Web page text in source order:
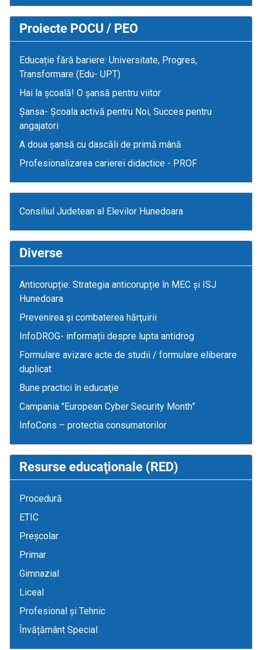
Proiecte POCU / PEO
Educație fără bariere: Universitate, Progres,
Transformare (Edu- UPT)
Hai la școală! O șansă pentru viitor
Șansa- Școala activă pentru Noi, Succes pentru
angajatori
A doua șansă cu dascăli de primă mână
Profesionalizarea carierei didactice - PROF
Consiliul Judetean al Elevilor Hunedoara
Diverse
Anticorupție: Strategia anticorupție în MEC și ISJ
Hunedoara
Prevenirea şi combaterea hărţuirii
InfoDROG- informații despre lupta antidrog
Formulare avizare acte de studii / formulare eliberare
duplicat
Bune practici în educaţie
Campania "European Cyber Security Month”
InfoCons – protectia consumatorilor
Resurse educaţionale (RED)
Procedură
ETIC
Preșcolar
Primar
Gimnazial
Liceal
Profesional și Tehnic
Învățământ Special